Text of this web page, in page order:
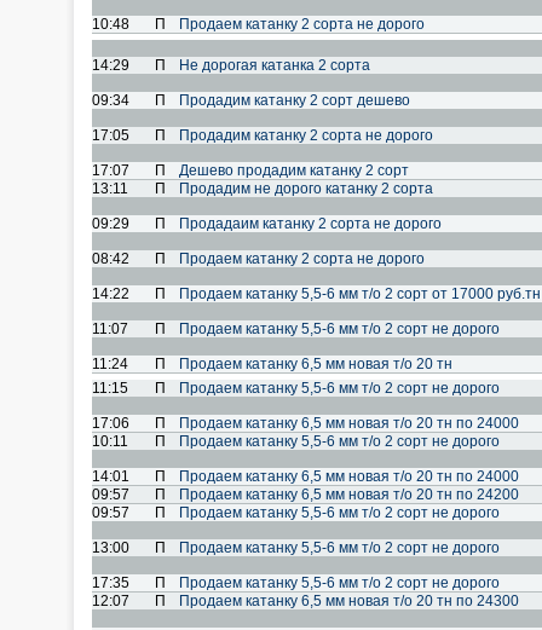
10:48 П Продаем катанку 2 сорта не дорого
14:29 П Не дорогая катанка 2 сорта
09:34 П Продадим катанку 2 сорт дешево
17:05 П Продадим катанку 2 сорта не дорого
17:07 П
Дешево продадим катанку 2 сорт
13:11
П Продадим не дорого катанку 2 сорта
09:29 П Продадаим катанку 2 сорта не дорого
08:42 П Продаем катанку 2 сорта не дорого
14:22 П Продаем катанку 5,5-6 мм т/о 2 сорт от 17000
11:07 П Продаем катанку 5,5-6 мм т/о 2 сорт не дорого
11:24 П
Продаем катанку 6,5 мм новая т/о 20 тн
11:15
П Продаем катанку 5,5-6 мм т/о 2 сорт не дорого
17:06 П
Продаем катанку 6,5 мм новая т/о 20 тн по 24000
10:11
П Продаем катанку 5,5-6 мм т/о 2 сорт не дорого
14:01 П
Продаем катанку 6,5 мм новая т/о 20 тн по 24000
09:57
П
Продаем катанку 6,5 мм новая т/о 20 тн по 24200
09:57
П Продаем катанку 5,5-6 мм т/о 2 сорт не дорого
13:00 П Продаем катанку 5,5-6 мм т/о 2 сорт не дорого
17:35 П
Продаем катанку 5,5-6 мм т/о 2 сорт не дорого
12:07
П Продаем катанку 6,5 мм новая т/о 20 тн по 24300